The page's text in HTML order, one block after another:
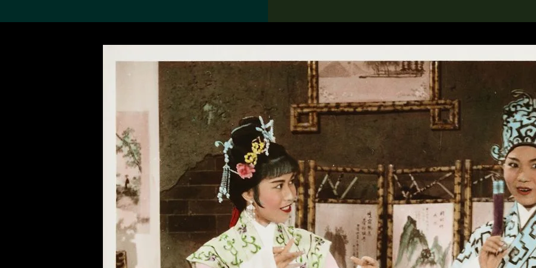
搜索M+藏品 Search the Collection
19,052个结果
关于M+藏品
探索世界顶级的二十及二十
一世纪视觉文化藏品。